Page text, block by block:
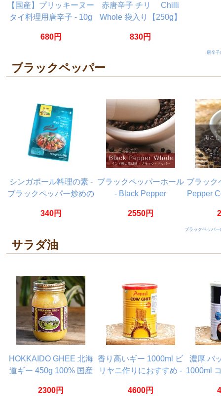
【国産】プリッキーヌー
タイ料理用唐辛子 - 10g
680円
赤唐辛子 チリ Chilli
Whole 袋入り【250g】
830円
唐辛
ブラックペッパー
シンガポール料理の素 -
ブラックペッパー炒めの
Gourmet】
340円
ブラックペッパーホール
- Black Pepper
2550円
ブラック
Pepper
ブラックペッパ
サラダ油
HOKKAIDO GHEE 北海
道ギー 450g 100% 国産
ラスフェッドバター使用
2300円
香り高いギー 1000ml ビ
リヤニ作りにおすすめ -
Cow Ghee
4600円
濃厚 バ
1000ml